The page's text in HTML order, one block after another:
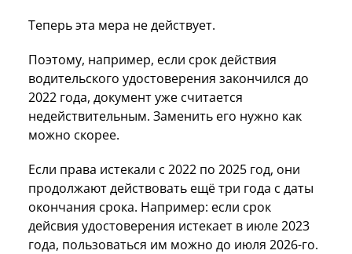
Теперь эта мера не действует.
Поэтому, например, если срок действия
водительского удостоверения закончился до
2022 года, документ уже считается
недействительным. Заменить его нужно как
можно скорее.
Если права истекали с 2022 по 2025 год, они
продолжают действовать ещё три года с даты
окончания срока. Например: если срок
дейсвия удостоверения истекает в июле 2023
года, пользоваться им можно до июля 2026-го.